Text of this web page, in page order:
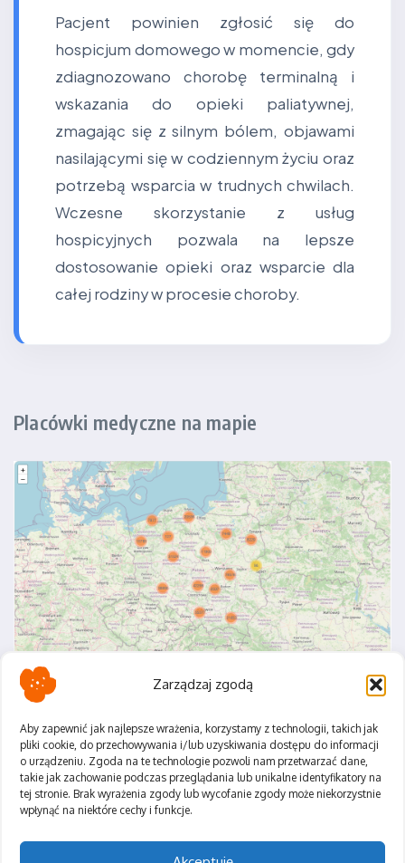
Zarządzaj zgodą
Aby zapewnić jak najlepsze wrażenia, korzystamy z technologii, takich jak
pliki cookie, do przechowywania i/lub uzyskiwania dostępu do informacji
o urządzeniu. Zgoda na te technologie pozwoli nam przetwarzać dane,
takie jak zachowanie podczas przeglądania lub unikalne identyfikatory na
tej stronie. Brak wyrażenia zgody lub wycofanie zgody może niekorzystnie
wpłynąć na niektóre cechy i funkcje.
Pacjent powinien zgłosić się do
hospicjum domowego w momencie, gdy
zdiagnozowano chorobę terminalną i
wskazania do opieki paliatywnej,
zmagając się z silnym bólem, objawami
nasilającymi się w codziennym życiu oraz
potrzebą wsparcia w trudnych chwilach.
Wczesne skorzystanie z usług
hospicyjnych pozwala na lepsze
dostosowanie opieki oraz wsparcie dla
całej rodziny w procesie choroby.
Placówki medyczne na mapie
Polityka Prywatności
Regulamin